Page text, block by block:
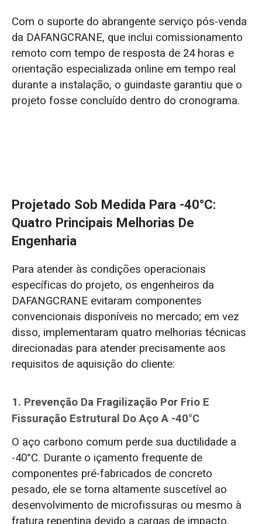
Com o suporte do abrangente serviço pós-venda
da DAFANGCRANE, que inclui comissionamento
remoto com tempo de resposta de 24 horas e
orientação especializada online em tempo real
durante a instalação, o guindaste garantiu que o
projeto fosse concluído dentro do cronograma.
Projetado Sob Medida Para -40°C:
Quatro Principais Melhorias De
Engenharia
Para atender às condições operacionais
específicas do projeto, os engenheiros da
DAFANGCRANE evitaram componentes
convencionais disponíveis no mercado; em vez
disso, implementaram quatro melhorias técnicas
direcionadas para atender precisamente aos
requisitos de aquisição do cliente:
1. Prevenção Da Fragilização Por Frio E
Fissuração Estrutural Do Aço A -40°C
O aço carbono comum perde sua ductilidade a
-40°C. Durante o içamento frequente de
componentes pré-fabricados de concreto
pesado, ele se torna altamente suscetível ao
desenvolvimento de microfissuras ou mesmo à